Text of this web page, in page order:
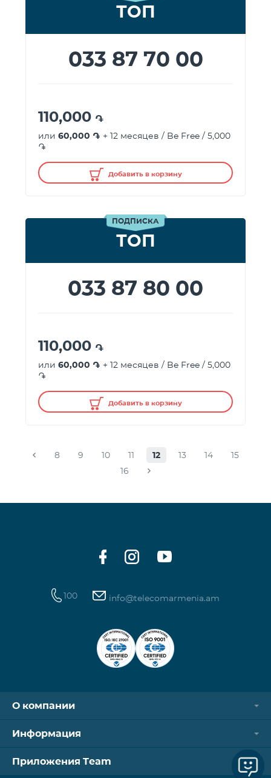
ТОП
033 87 70 00
110,000 ֏
или 60,000 ֏ + 12 месяцев / Be Free / 5,000
֏
Добавить в корзину
ПОДПИСКА
ТОП
033 87 80 00
110,000 ֏
или 60,000 ֏ + 12 месяцев / Be Free / 5,000
֏
Добавить в корзину
8 9 10 11 12 13 14
15
16
100 info@telecomarmenia.am
О компании
Информация
Приложения Team